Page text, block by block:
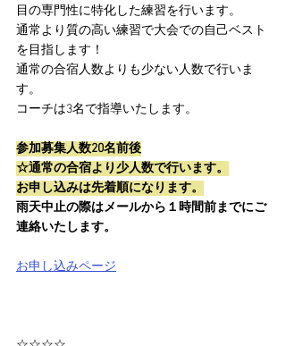
目の専門性に特化した練習を行います。
通常より質の高い練習で大会での自己ベスト
を目指します！
通常の合宿人数よりも少ない人数で行いま
す。
コーチは3名で指導いたします。
参加募集人数20名前後
☆通常の合宿より少人数で行います。
お申し込みは先着順になります。
雨天中止の際はメールから１時間前までにご
連絡いたします。
お申し込みページ